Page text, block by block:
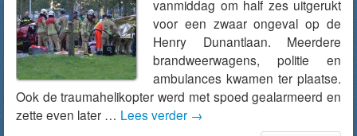
vanmiddag om half zes uitgerukt
voor een zwaar ongeval op de
Henry Dunantlaan. Meerdere
brandweerwagens, politie en
ambulances kwamen ter plaatse.
Ook de traumahelikopter werd met spoed gealarmeerd en
zette even later … Lees verder →